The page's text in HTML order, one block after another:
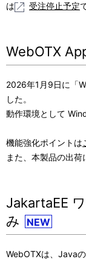
は
受注停止予定
WebOTX
2026年1月9日に「
した。
動作環境として
機能強化ポイントは
また、本製品の出荷
JakartaEE
み
NEW
WebOTXは、Java